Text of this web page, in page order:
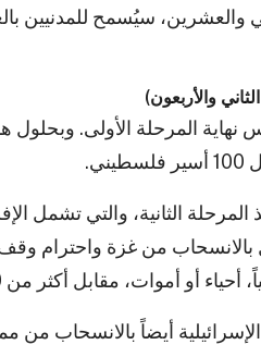
والعشرين، سيُسمح للمدنيين
أو أموات، مقابل أكثر من 1,000 فلسطيني.
أيضاً بالانسحاب